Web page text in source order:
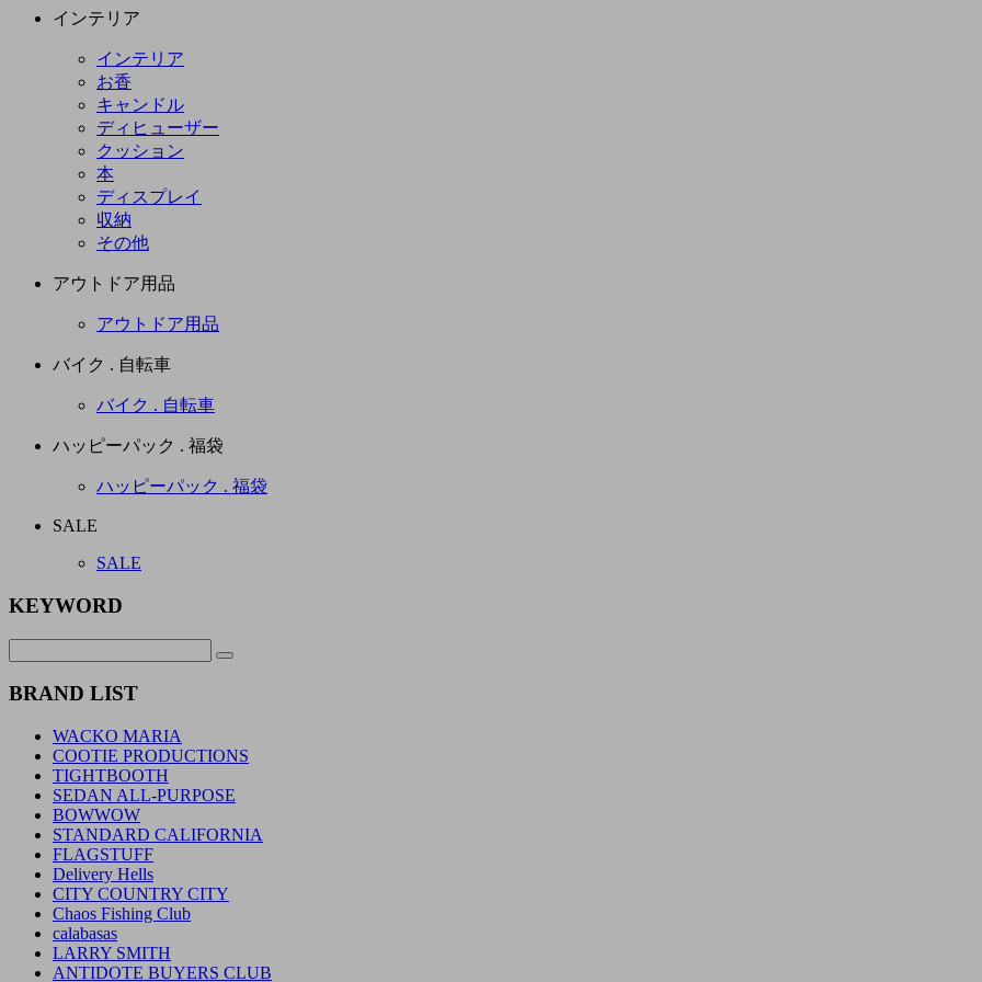
インテリア
インテリア
お香
キャンドル
ディヒューザー
クッション
本
ディスプレイ
収納
その他
アウトドア用品
アウトドア用品
バイク . 自転車
バイク . 自転車
ハッピーパック . 福袋
ハッピーパック . 福袋
SALE
SALE
KEYWORD
BRAND LIST
WACKO MARIA
COOTIE PRODUCTIONS
TIGHTBOOTH
SEDAN ALL-PURPOSE
BOWWOW
STANDARD CALIFORNIA
FLAGSTUFF
Delivery Hells
CITY COUNTRY CITY
Chaos Fishing Club
calabasas
LARRY SMITH
ANTIDOTE BUYERS CLUB